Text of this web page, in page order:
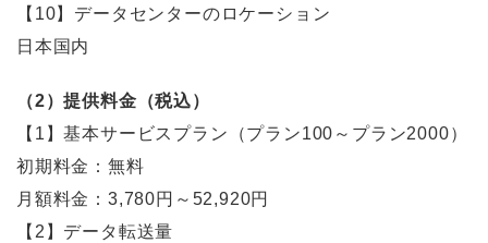
【10】データセンターのロケーション
日本国内
（2）提供料金（税込）
【1】基本サービスプラン（プラン100～プラン2000）
初期料金：無料
月額料金：3,780円～52,920円
【2】データ転送量